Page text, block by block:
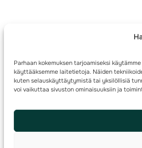
Parhaan kokemuksen tarjoamiseksi
käyttääksemme laitetietoja. Näiden
kuten selauskäyttäytymistä tai yksilöllisiä
voi vaikuttaa sivuston ominaisuuksiin ja